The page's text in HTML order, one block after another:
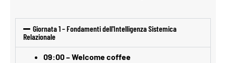
Giornata 1 – Fondamenti dell'Intelligenza Sistemica
Relazionale
09:00 – Welcome coffee